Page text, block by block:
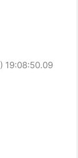
19:08:50.09